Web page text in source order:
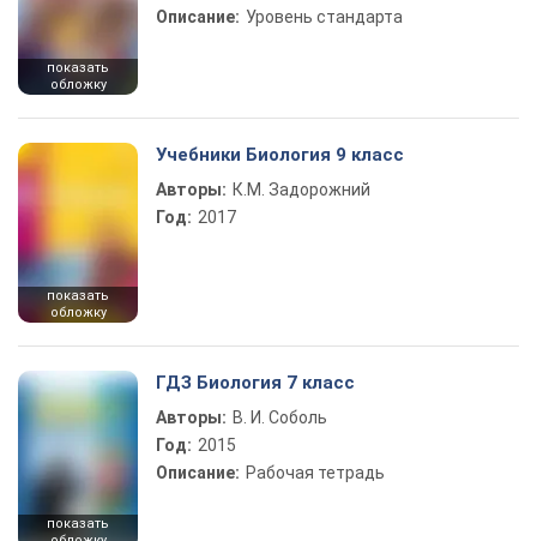
показать
обложку
Описание: Уровень стандарта
показать
обложку
Учебники Биология 9 класс
Авторы: К.М. Задорожний
Год: 2017
показать
ГДЗ Биология 7 класс
Авторы: В. И. Соболь
Год: 2015
Описание: Рабочая тетрадь